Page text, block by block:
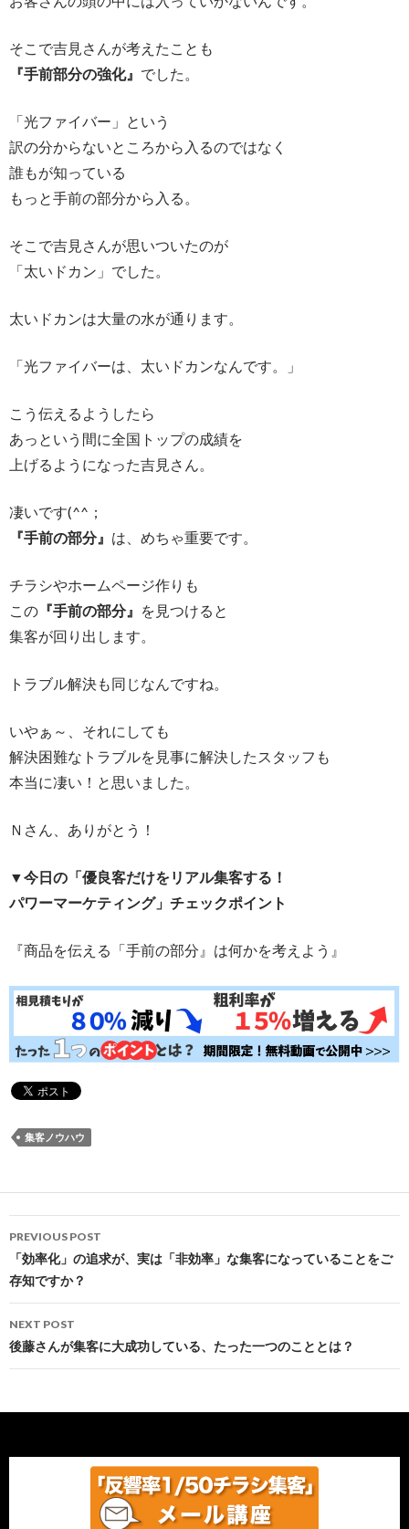
そこで吉見さんが考えたことも
『手前部分の強化』 でした。
「光ファイバー」という
訳の分からないところから入るのではなく
誰もが知っている
もっと手前の部分から入る。
そこで吉見さんが思いついたのが
「太いドカン」でした。
太いドカンは大量の水が通ります。
「光ファイバーは、太いドカンなんです。」
こう伝えるようしたら
あっという間に全国トップの成績を
上げるようになった吉見さん。
凄いです(^^；
『手前の部分』 は、めちゃ重要です。
チラシやホームページ作りも
この 『手前の部分』 を見つけると
集客が回り出します。
トラブル解決も同じなんですね。
いやぁ～、それにしても
解決困難なトラブルを見事に解決したスタッフも
本当に凄い！と思いました。
Ｎさん、ありがとう！
▼今日の「優良客だけをリアル集客する！
パワーマーケティング」チェックポイント
『商品を伝える「手前の部分』は何かを考えよう』
集客ノウハウ
Post
navigation
PREVIOUS POST
「効率化」の追求が、実は「非効率」な集客になっていることをご
存知ですか？
NEXT POST
後藤さんが集客に大成功している、たった一つのこととは？